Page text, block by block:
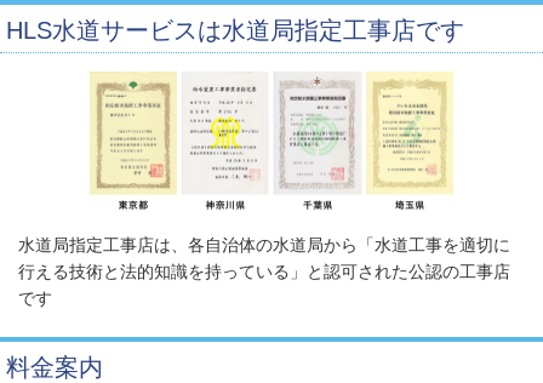
HLS水道サービスは水道局指定工事店です
水道局指定工事店は、各自治体の水道局から「水道工事を適切に
行える技術と法的知識を持っている」と認可された公認の工事店
です
料金案内